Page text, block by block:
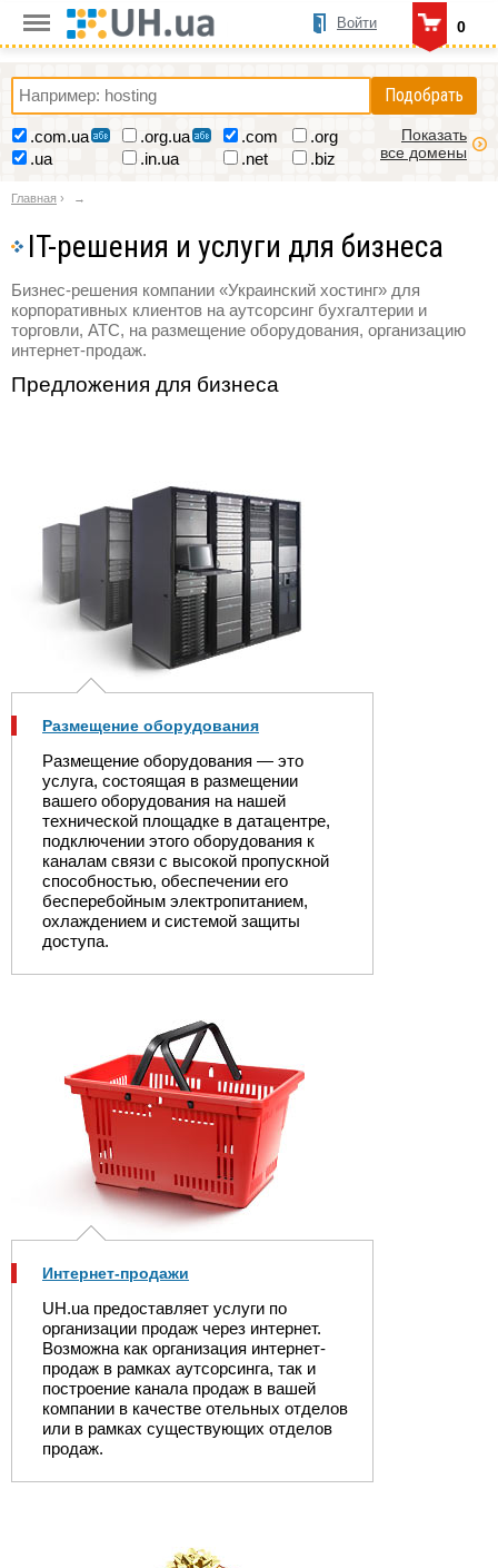
0
Войти
Подобрать
.com.ua .org.ua .com
.org
.ua
.in.ua .net .biz
Показать
все домены
Главная ›
IT-решения и услуги для бизнеса
Бизнес-решения компании «Украинский хостинг» для
корпоративных клиентов на аутсорсинг бухгалтерии и
торговли, АТС, на размещение оборудования, организацию
интернет-продаж.
Предложения для бизнеса
Размещение оборудования
Размещение оборудования — это
услуга, состоящая в размещении
вашего оборудования на нашей
технической площадке в датацентре,
подключении этого оборудования к
каналам связи с высокой пропускной
способностью, обеспечении его
бесперебойным электропитанием,
охлаждением и системой защиты
доступа.
Интернет-продажи
UH.ua предоставляет услуги по
организации продаж через интернет.
Возможна как организация интернет-
продаж в рамках аутсорсинга, так и
построение канала продаж в вашей
компании в качестве отельных отделов
или в рамках существующих отделов
продаж.